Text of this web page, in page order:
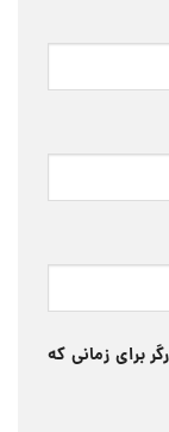
برای زمانی که